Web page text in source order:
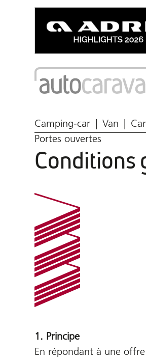
Camping-car Van
Portes ouvertes
Conditions
1. Principe
En répondant à une